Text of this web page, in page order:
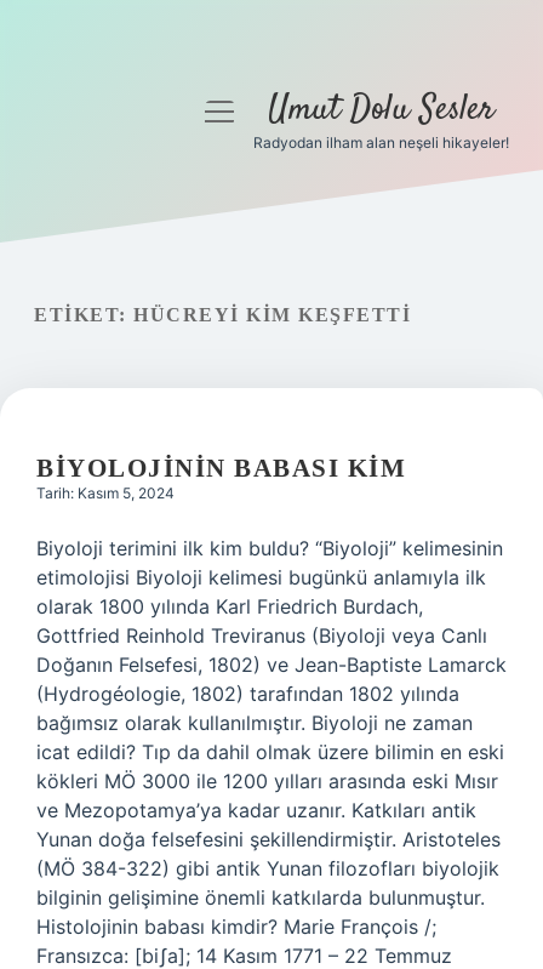
Gizlilik Politikası
menüyüUmut Dolu Sesler
Radyodan ilham alan neşeli hikayeler!
ETIKET: HÜCREYI KIM KEŞFETTI
BIYOLOJININ BABASI KIM
Tarih: Kasım 5, 2024
Biyoloji terimini ilk kim buldu? “Biyoloji” kelimesinin
etimolojisi Biyoloji kelimesi bugünkü anlamıyla ilk
olarak 1800 yılında Karl Friedrich Burdach,
Gottfried Reinhold Treviranus (Biyoloji veya Canlı
Doğanın Felsefesi, 1802) ve Jean-Baptiste Lamarck
(Hydrogéologie, 1802) tarafından 1802 yılında
bağımsız olarak kullanılmıştır. Biyoloji ne zaman
icat edildi? Tıp da dahil olmak üzere bilimin en eski
kökleri MÖ 3000 ile 1200 yılları arasında eski Mısır
ve Mezopotamya’ya kadar uzanır. Katkıları antik
Yunan doğa felsefesini şekillendirmiştir. Aristoteles
(MÖ 384-322) gibi antik Yunan filozofları biyolojik
bilginin gelişimine önemli katkılarda bulunmuştur.
Histolojinin babası kimdir? Marie François /;
Fransızca: [biʃa]; 14 Kasım 1771 – 22 Temmuz